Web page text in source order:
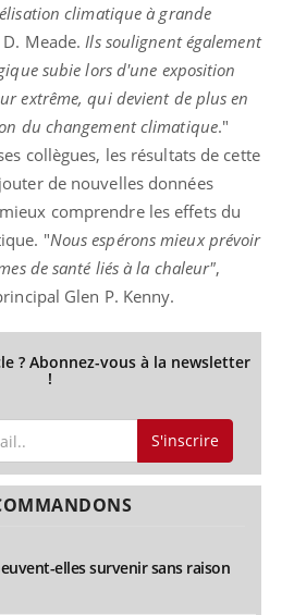
climatique à grande
Meade. Ils soulignent également
subie lors d'une exposition
extrême, qui devient de plus en
du changement climatique."
collègues, les résultats de cette
de nouvelles données
comprendre les effets du
"Nous espérons mieux prévoir
de santé liés à la chaleur",
Glen P. Kenny.
? Abonnez-vous à la newsletter
!
S'inscrire
elles survenir sans raison